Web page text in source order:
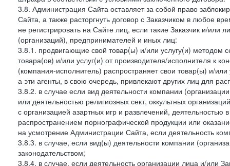
3.8. Администрация Сайта оставляет за собой право
Сайта, а также расторгнуть договор с Заказчиком в любое
не регистрировать на Сайте лиц, если такие Заказчик и/
(организаций), предпринимателей и иных лиц:
3.8.1. продвигающие свой товар(ы) и/или услугу(и) методом
товара(ов) и/или услуг(и) от производителя/исполнителя к
(компания-исполнитель) распространяет свои товар(ы) и/
а эти агенты, в свою очередь, привлекают других лиц для
3.8.2. в случае если вид деятельности компании
или деятельностью религиозных сект, оккультных
с организацией азартных игр и развлечений,
распространением порнографической продукции или
на усмотрение Администрации Сайта, если деятельность
3.8.3. в случае, если вид(ы) деятельности компании
законодательством;
3.8.4. в случае, если деятельность организации лица и/или